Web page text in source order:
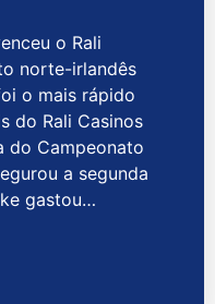
o Rali
norte-irlandês
o mais rápido
do Rali Casinos
do Campeonato
a segunda
gastou…